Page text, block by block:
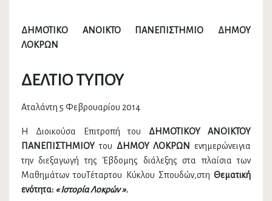
ΔΗΜΟΤΙΚΟ ΑΝΟΙΚΤΟ ΠΑΝΕΠΙΣΤΗΜΙΟ ΔΗΜΟΥ
ΛΟΚΡΩΝ
ΔΕΛΤΙΟ ΤΥΠΟΥ
Αταλάντη 5 Φεβρουαρίου 2014
Η Διοικούσα Επιτροπή του ΔΗΜΟΤΙΚΟΥ ΑΝΟΙΚΤΟΥ
ΠΑΝΕΠΙΣΤΗΜΙΟΥτου ΔΗΜΟΥ ΛΟΚΡΩΝ ενημερώνειγια
την διεξαγωγή της Έβδομης διάλεξης στα πλαίσια των
Μαθημάτων τουΤέταρτου Κύκλου Σπουδών,στη Θεματική
ενότητα: « Ιστορία Λοκρών ».